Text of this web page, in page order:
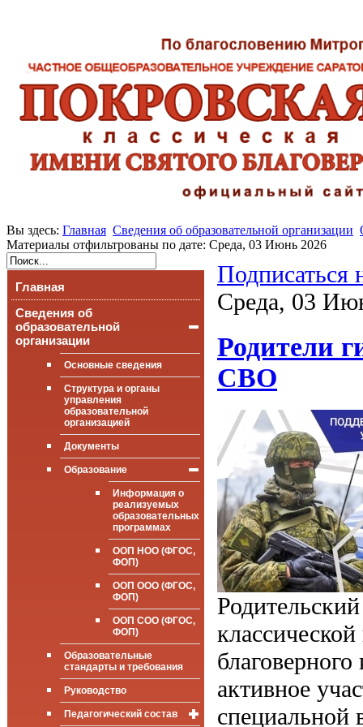
Вы здесь: Главная Сведения об образовательной организации
Материалы отфильтрованы по дате: Среда, 03 Июнь 2026
Главная
Сведения об
образовательной
организации
Основные сведения
Структура и органы
управления
образовательной
организацией
Документы
Образование
Информация о
реализуемых
образовательных
программах
ООП НОО (ФГОС,
ФОП)
ООП ООО (ФГОС,
ФОП)
ООП СОО (ФГОС,
ФОП)
Образовательные
стандарты и требования
Руководство
Педагогический состав
Подписаться
Среда, 03
Родители
СВО
активное
специальной